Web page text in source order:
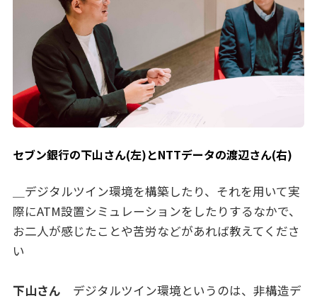
セブン銀行の下山さん(左)とNTTデータの渡辺さん(右)
＿デジタルツイン環境を構築したり、それを用いて実
際にATM設置シミュレーションをしたりするなかで、
お二人が感じたことや苦労などがあれば教えてくださ
い
下山さん デジタルツイン環境というのは、非構造デ